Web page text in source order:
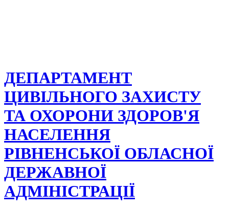
ДЕПАРТАМЕНТ
ЦИВІЛЬНОГО ЗАХИСТУ
ТА ОХОРОНИ ЗДОРОВ'Я
НАСЕЛЕННЯ
РІВНЕНСЬКОЇ ОБЛАСНОЇ
ДЕРЖАВНОЇ
АДМІНІСТРАЦІЇ